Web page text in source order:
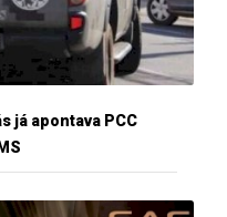
já apontava PCC